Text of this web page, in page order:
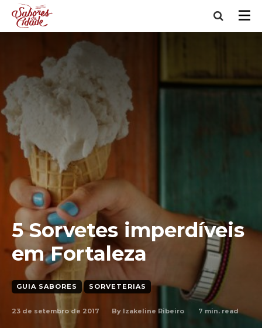
5 Sorvetes imperdíveis
em Fortaleza
GUIA SABORES SORVETERIAS
23 de setembro de 2017 By Izakeline Ribeiro 7 min. read